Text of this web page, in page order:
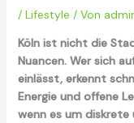
/ Lifestyle / Von
Köln ist nicht die
Nuancen. Wer sich
einlässt, erkennt
Energie und offene
wenn es um diskrete